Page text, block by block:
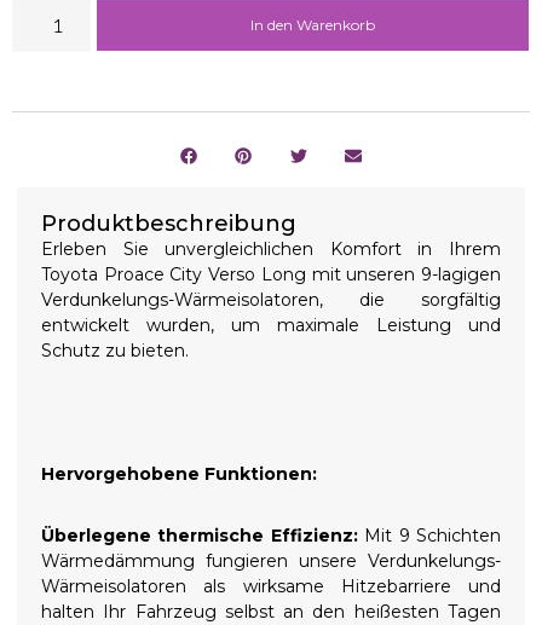
In den Warenkorb
Produktbeschreibung
Erleben Sie unvergleichlichen Komfort in Ihrem
Toyota Proace City Verso Long mit unseren 9-lagigen
Verdunkelungs-Wärmeisolatoren, die sorgfältig
entwickelt wurden, um maximale Leistung und
Schutz zu bieten.
Hervorgehobene Funktionen:
Überlegene thermische Effizienz:Mit 9 Schichten
Wärmedämmung fungieren unsere Verdunkelungs-
Wärmeisolatoren als wirksame Hitzebarriere und
halten Ihr Fahrzeug selbst an den heißesten Tagen